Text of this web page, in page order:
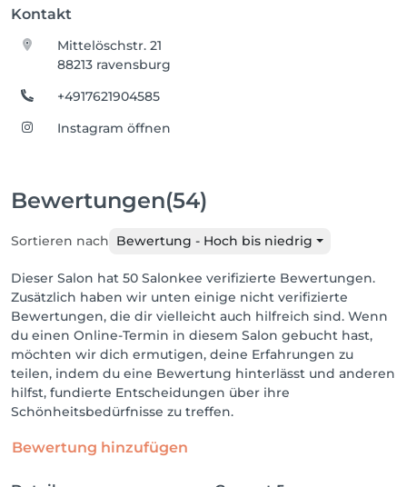
Kontakt
Mittelöschstr. 21
88213 ravensburg
+4917621904585
Instagram öffnen
Bewertungen(54)
Sortieren nach Bewertung - Hoch bis niedrig
Dieser Salon hat 50 Salonkee verifizierte Bewertungen.
Zusätzlich haben wir unten einige nicht verifizierte
Bewertungen, die dir vielleicht auch hilfreich sind. Wenn
du einen Online-Termin in diesem Salon gebucht hast,
möchten wir dich ermutigen, deine Erfahrungen zu
teilen, indem du eine Bewertung hinterlässt und anderen
hilfst, fundierte Entscheidungen über ihre
Schönheitsbedürfnisse zu treffen.
Bewertung hinzufügen